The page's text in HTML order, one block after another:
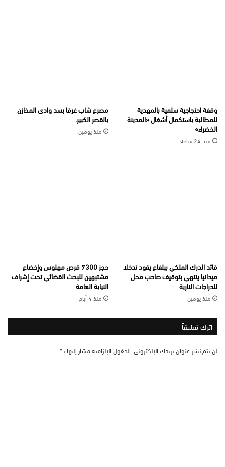
وقفة احتجاجية سلمية بالمهدية
للمطالبة باستكمال أشغال «المدينة
الخضراء»
منذ 24 ساعة
مصرع شاب غرقا بسد وادي المخازن
بالقصر الكبير.
منذ يومين
قائد الدرك الملكي ببلفاع يقود تدخلا
ميدانيا ينتهي بتوقيف صاحب محل
للدراجات النارية
منذ يومين
حجز 7300 قرص مهلوس وإخضاع
مشتبهين للبحث القضائي تحت إشراف
النيابة العامة
منذ 4 أيام
اترك تعليقاً
لن يتم نشر عنوان بريدك الإلكتروني. الحقول الإلزامية مشار إليها بـ*